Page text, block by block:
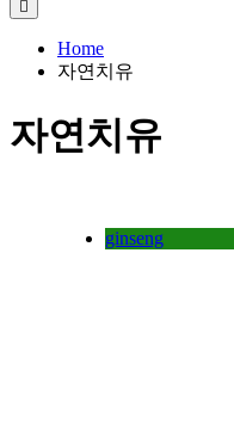
Home
자연치유
자연치유
ginseng